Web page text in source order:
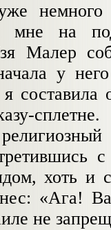
немного
мне на
Малер
у
составила
хоть и
«Ага!
не